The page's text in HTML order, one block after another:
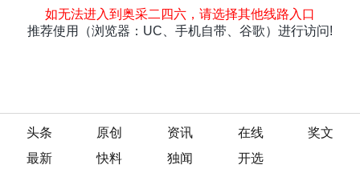
头条 原创 资讯 在线
奖文
最新
快料 独闻 开选